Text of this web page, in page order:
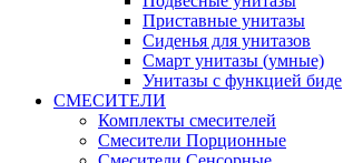
Приставные унитазы
Сиденья для унитазов
Смарт унитазы (умные)
Унитазы с функцией биде
СМЕСИТЕЛИ
Комплекты смесителей
Смесители Порционные